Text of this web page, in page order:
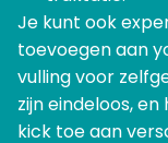
Je kunt ook
toevoegen aan
vulling voor
zijn eindeloos,
kick toe aan